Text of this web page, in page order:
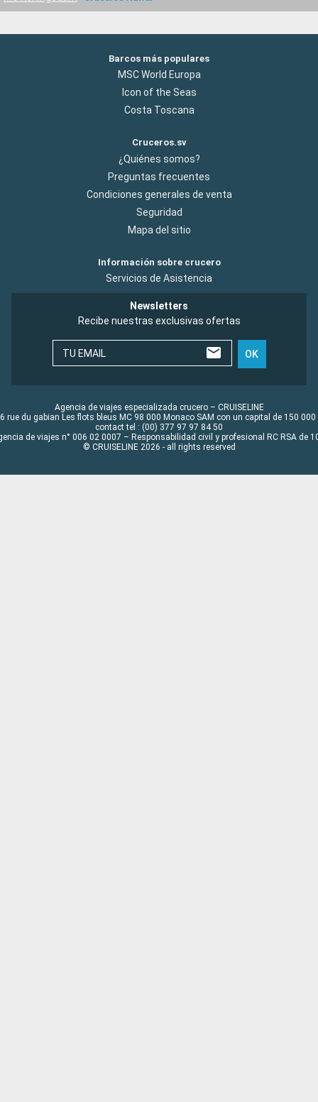
Barcos más populares
MSC World Europa
Icon of the Seas
Costa Toscana
Cruceros.sv
¿Quiénes somos?
Preguntas frecuentes
Condiciones generales de venta
Seguridad
Mapa del sitio
Información sobre crucero
Servicios de Asistencia
Newsletters
Recibe nuestras exclusivas ofertas
TU EMAIL OK
Agencia de viajes especializada crucero – CRUISELINE
rue du gabian Les flots bleus MC 98 000 Monaco SAM con un capital de 150 000
contact tel : (00) 377 97 97 84 50
de viajes n° 006 02 0007 – Responsabilidad civil y profesional RC RSA de
© CRUISELINE 2026 - all rights reserved